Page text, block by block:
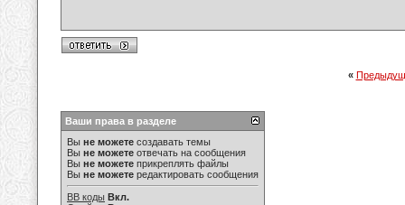
«
Ваши права в разделе
Вы не можете создавать темы
Вы не можете отвечать на сообщения
Вы не можете прикреплять файлы
Вы не можете редактировать сообщения
BB коды Вкл.